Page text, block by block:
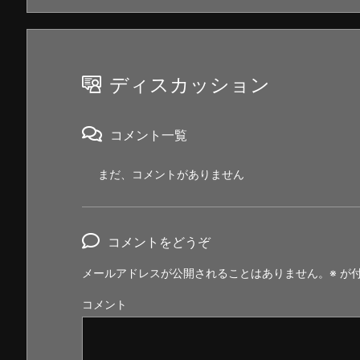
ディスカッション
コメント一覧
まだ、コメントがありません
コメントをどうぞ
メールアドレスが公開されることはありません。 ※ が
コメント